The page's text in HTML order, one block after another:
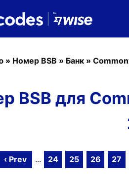
» Номер BSB » Банк »
BSB для
‹ Prev ... 24 25 26 27